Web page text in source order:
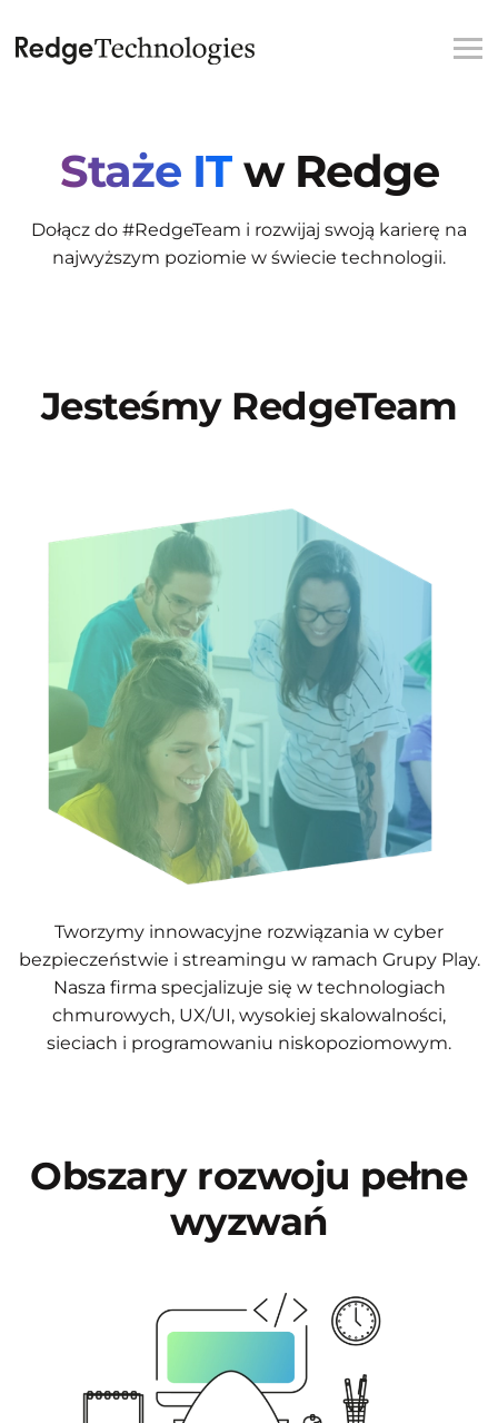
Staże ITw Redge
Dołącz do #RedgeTeam i rozwijaj swoją karierę na
najwyższym poziomie w świecie technologii.
Jesteśmy RedgeTeam
Tworzymy innowacyjne rozwiązania w cyber
bezpieczeństwie i streamingu w ramach Grupy Play.
Nasza firma specjalizuje się w technologiach
chmurowych, UX/UI, wysokiej skalowalności,
sieciach i programowaniu niskopoziomowym.
Obszary rozwoju pełne
wyzwań